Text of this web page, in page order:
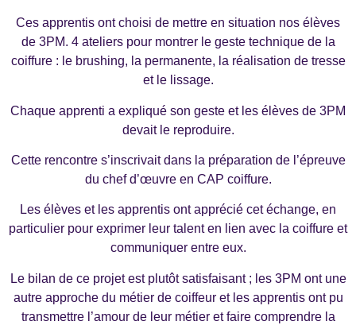
Ces apprentis ont choisi de mettre en situation nos élèves
de 3PM. 4 ateliers pour montrer le geste technique de la
coiffure : le brushing, la permanente, la réalisation de tresse
et le lissage.
Chaque apprenti a expliqué son geste et les élèves de 3PM
devait le reproduire.
Cette rencontre s’inscrivait dans la préparation de l’épreuve
du chef d’œuvre en CAP coiffure.
Les élèves et les apprentis ont apprécié cet échange, en
particulier pour exprimer leur talent en lien avec la coiffure et
communiquer entre eux.
Le bilan de ce projet est plutôt satisfaisant ; les 3PM ont une
autre approche du métier de coiffeur et les apprentis ont pu
transmettre l’amour de leur métier et faire comprendre la